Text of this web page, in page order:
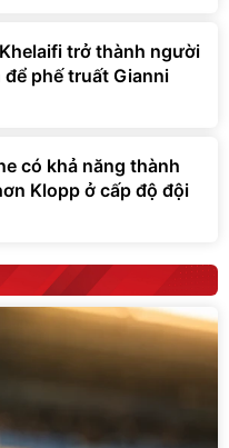
trở thành người
phế truất Gianni
có khả năng thành
Klopp ở cấp độ đội